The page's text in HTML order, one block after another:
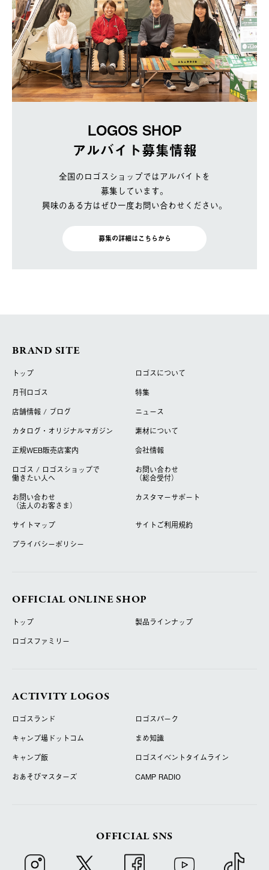
LOGOS SHOP
アルバイト募集情報
全国のロゴスショップではアルバイトを
募集しています。
興味のある方はぜひ一度お問い合わせください。
募集の詳細はこちらから
BRAND SITE
トップ
ロゴスについて
月刊ロゴス
特集
店舗情報 / ブログ
ニュース
カタログ・オリジナルマガジン
素材について
正規WEB販売店案内
会社情報
ロゴス / ロゴスショップで
働きたい人へ
お問い合わせ
（総合受付）
お問い合わせ
（法人のお客さま）
カスタマーサポート
サイトマップ
サイトご利用規約
プライバシーポリシー
OFFICIAL ONLINE SHOP
トップ
製品ラインナップ
ロゴスファミリー
ACTIVITY LOGOS
ロゴスランド
ロゴスパーク
キャンプ場ドットコム
まめ知識
キャンプ飯
ロゴスイベントタイムライン
おあそびマスターズ
CAMP RADIO
OFFICIAL SNS